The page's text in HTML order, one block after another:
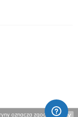
oznacza zgodę na ich